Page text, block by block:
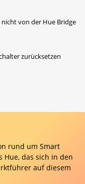
von der Hue Bridge
zurücksetzen
rund um Smart
das sich in den
auf diesem